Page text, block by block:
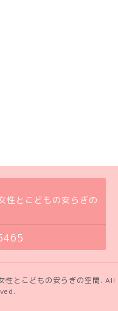
性とこどもの安らぎの
性とこどもの安らぎの空間. All